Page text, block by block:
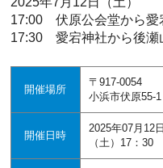
17:00 伏原公会堂から愛
17:30 愛宕神社から後瀬
開催場所
〒917-0054
小浜市伏原55-1
開催日時
2025年07月12
（土）17：30